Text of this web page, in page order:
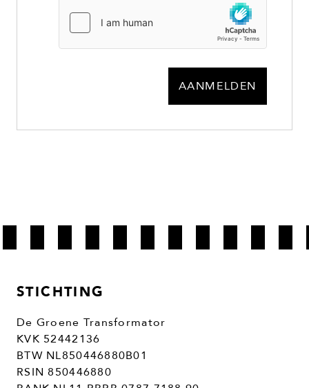
AANMELDEN
STICHTING
De Groene Transformator
KVK 52442136
BTW NL850446880B01
RSIN 850446880